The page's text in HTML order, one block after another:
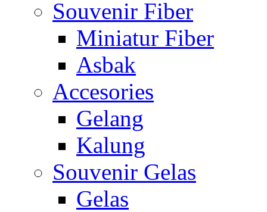
Souvenir Fiber
Miniatur Fiber
Asbak
Accesories
Gelang
Kalung
Souvenir Gelas
Gelas